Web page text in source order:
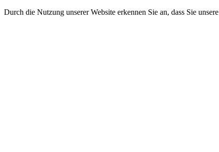
Durch die Nutzung unserer Website erkennen Sie an, dass Sie unsere